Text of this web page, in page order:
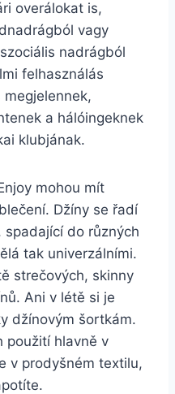
overálokat is,
vagy
nadrágból
felhasználás
a hálóingeknek
klubjának.
mohou mít
Džíny se řadí
do různých
tak univerzálními.
strečových, skinny
Ani v létě si je
džínovým šortkám.
použití hlavně v
v prodyšném textilu,